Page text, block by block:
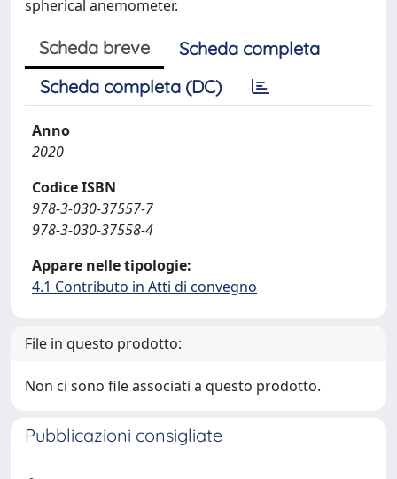
spherical anemometer.
Scheda breve
Scheda completa
Scheda completa (DC)
Anno
2020
Codice ISBN
978-3-030-37557-7
978-3-030-37558-4
Appare nelle tipologie:
4.1 Contributo in Atti di convegno
File in questo prodotto:
Non ci sono file associati a questo prodotto.
Pubblicazioni consigliate